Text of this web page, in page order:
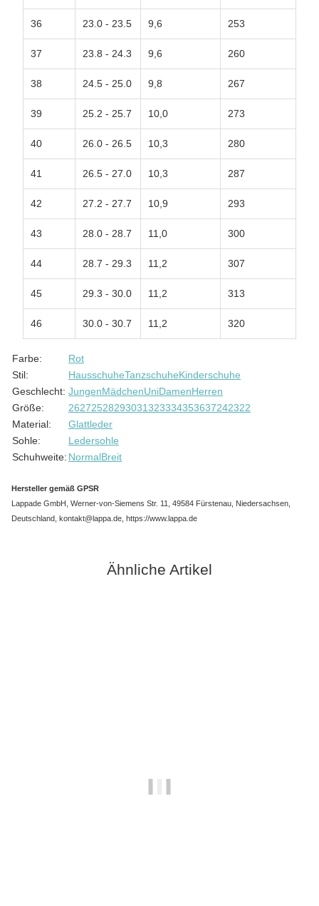
36 23.0 - 23.5 9,6 253
37 23.8 - 24.3 9,6 260
38 24.5 - 25.0 9,8 267
39 25.2 - 25.7 10,0 273
40 26.0 - 26.5 10,3 280
41 26.5 - 27.0 10,3 287
42 27.2 - 27.7 10,9 293
43 28.0 - 28.7 11,0 300
44 28.7 - 29.3 11,2 307
45 29.3 - 30.0 11,2 313
46 30.0 - 30.7 11,2 320
Produkteigenschaft
Wert
Farbe:
Rot
Stil:
HausschuheTanzschuheKinderschuhe
Geschlecht: JungenMädchenUniDamenHerren
Größe:
26272528293031323334353637242322
Material:
Glattleder
Sohle:
Ledersohle
Schuhweite: NormalBreit
Hersteller gemäß GPSR
Lappade GmbH, Werner-von-Siemens Str. 11, 49584 Fürstenau, Niedersachsen,
Deutschland, kontakt@lappa.de, https://www.lappa.de
Ähnliche Artikel